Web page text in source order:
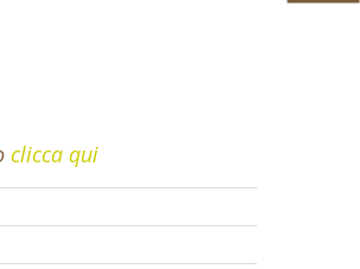
clicca qui